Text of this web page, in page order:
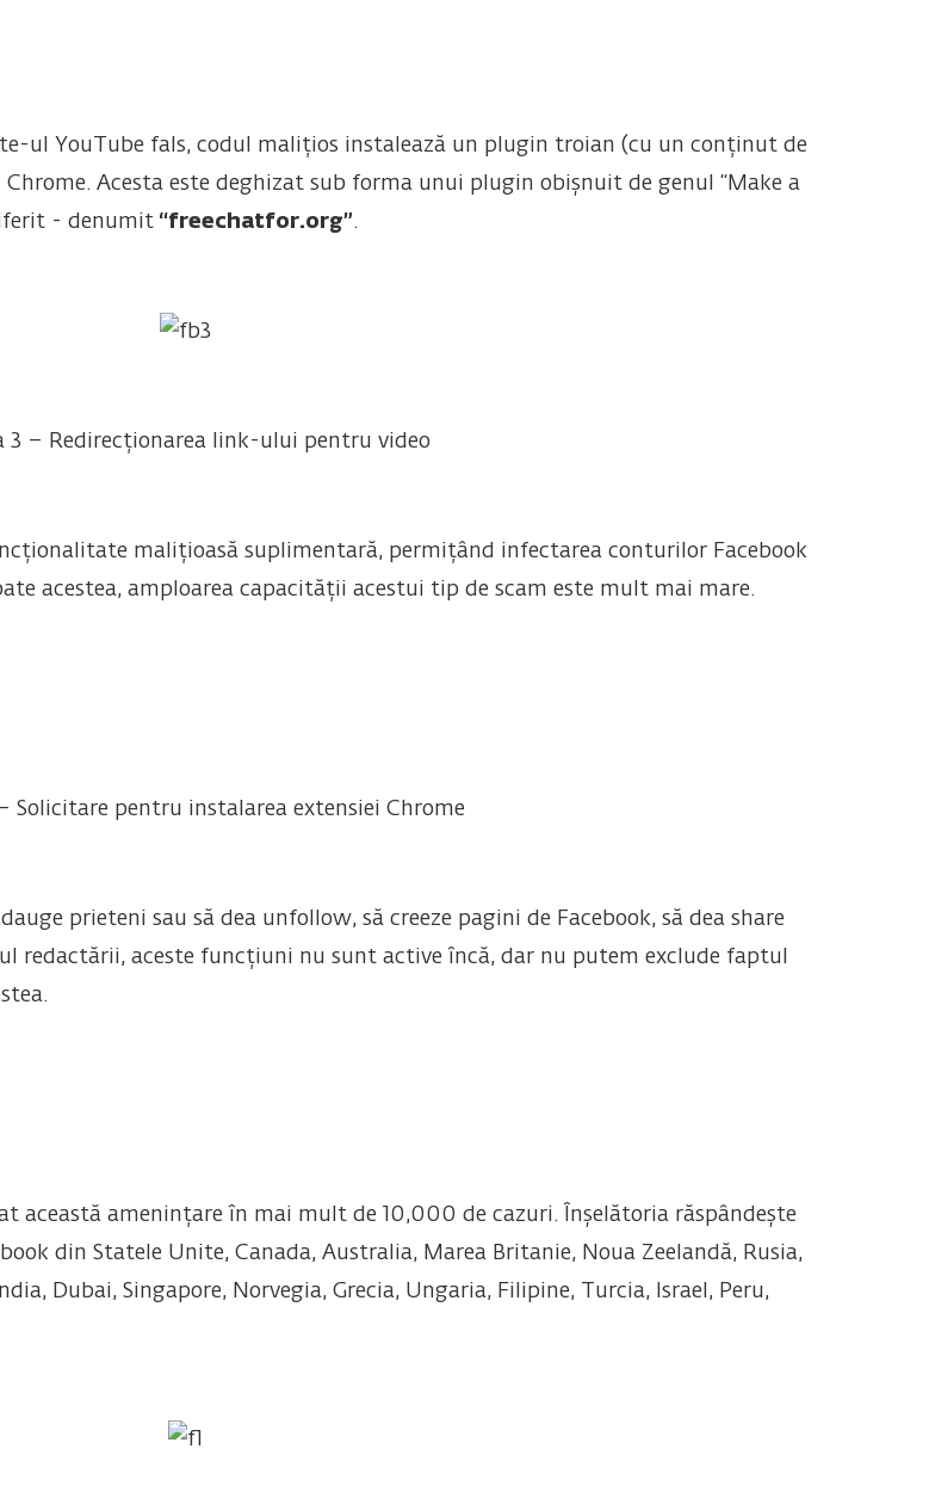
ul YouTube fals, codul malițios instalează un plugin troian (cu un conținut de
Acesta este deghizat sub forma unui plugin obișnuit de genul “Make a
- denumit“freechatfor.org”.
3 – Redirecționarea link-ului pentru video
malițioasă suplimentară, permițând infectarea conturilor Facebook
acestea, amploarea capacității acestui tip de scam este mult mai mare.
Solicitare pentru instalarea extensiei Chrome
prieteni sau să dea unfollow, să creeze pagini de Facebook, să dea share
redactării, aceste funcțiuni nu sunt active încă, dar nu putem exclude faptul
această amenințare în mai mult de 10,000 de cazuri. Înșelătoria răspândește
din Statele Unite, Canada, Australia, Marea Britanie, Noua Zeelandă, Rusia,
Dubai, Singapore, Norvegia, Grecia, Ungaria, Filipine, Turcia, Israel, Peru,